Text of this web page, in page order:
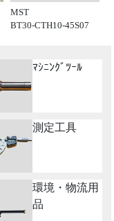
MST
BT30-CTH10-45S07
ﾏｼﾆﾝｸﾞﾂｰﾙ
測定工具
環境・物流用
品